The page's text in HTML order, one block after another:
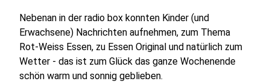
Nebenan in der radio box konnten Kinder (und
Erwachsene) Nachrichten aufnehmen, zum Thema
Rot-Weiss Essen, zu Essen Original und natürlich zum
Wetter - das ist zum Glück das ganze Wochenende
schön warm und sonnig geblieben.